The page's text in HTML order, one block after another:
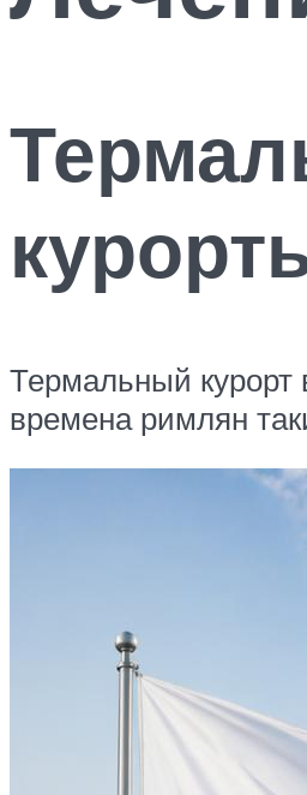
Термальный курорт
времена римлян